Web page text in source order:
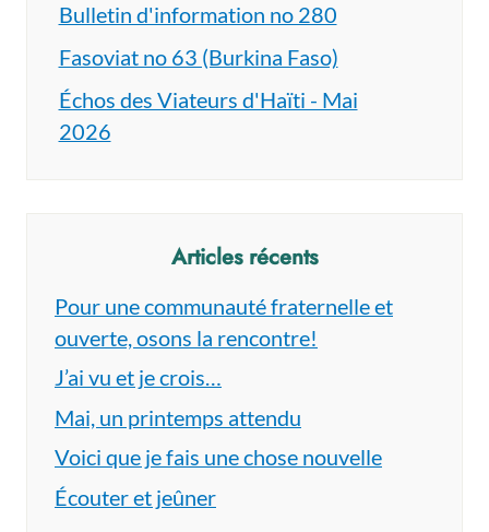
Bulletin d'information no 280
Fasoviat no 63 (Burkina Faso)
Échos des Viateurs d'Haïti - Mai
2026
Articles récents
Pour une communauté fraternelle et
ouverte, osons la rencontre!
J’ai vu et je crois…
Mai, un printemps attendu
Voici que je fais une chose nouvelle
Écouter et jeûner